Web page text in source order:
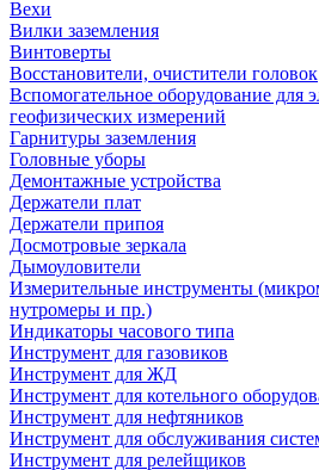
Вехи
Вилки заземления
Винтоверты
Восстановители, очистители головок
Вспомогательное оборудование для
геофизических измерений
Гарнитуры заземления
Головные уборы
Демонтажные устройства
Держатели плат
Держатели припоя
Досмотровые зеркала
Дымоуловители
Измерительные инструменты
нутромеры и пр.)
Индикаторы часового типа
Инструмент для газовиков
Инструмент для ЖД
Инструмент для котельного
Инструмент для нефтяников
Инструмент для обслуживания
Инструмент для релейщиков